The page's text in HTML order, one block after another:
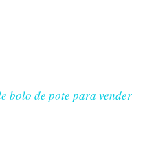
bolo de pote para vender